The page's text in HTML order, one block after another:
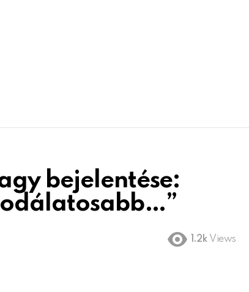
bejelentése:
1.2k Views